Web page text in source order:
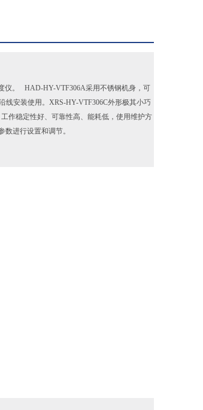
仪。 HAD-HY-VTF306A采用不锈钢机身，可
线安装使用。XRS-HY-VTF306C外形极其小巧
作稳定性好、可靠性高、能耗低，使用维护方
进行设置和调节。